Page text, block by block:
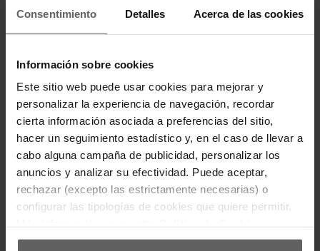
Consentimiento Detalles Acerca de las cookies
Información sobre cookies
Este sitio web puede usar cookies para mejorar y
personalizar la experiencia de navegación, recordar
cierta información asociada a preferencias del sitio,
hacer un seguimiento estadístico y, en el caso de llevar a
cabo alguna campaña de publicidad, personalizar los
anuncios y analizar su efectividad. Puede aceptar,
rechazar (excepto las estrictamente necesarias) o
configurar las tipologías de cookies que quiere permitir.
DESCRIPCIÓN
Cartera Guess. Billetero mediano realizado a partir
de la combinación de piel natural con piel
ecológica. Tiene compartimentos para billetes y
para tarjetas. Composición 50% poliéster, 50% piel
auténtica.
DETALLES DEL PRODUCTO
DEVOLUCIONES Y CAMBIOS